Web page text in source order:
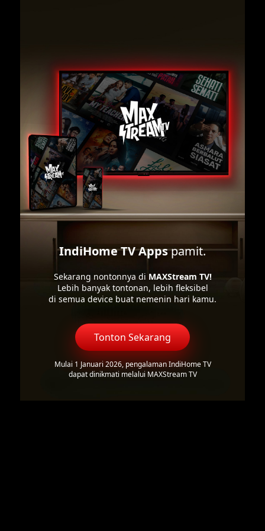
IndiHome TV Appspamit.
Sekarang nontonnya di MAXStream TV!
Lebih banyak tontonan, lebih fleksibel
di semua device buat nemenin hari kamu.
Tonton Sekarang
Mulai 1 Januari 2026, pengalaman IndiHome TV
dapat dinikmati melalui MAXStream TV